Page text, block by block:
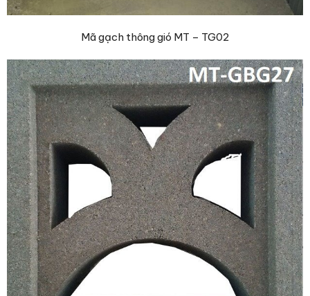
Mã gạch thông gió MT – TG02